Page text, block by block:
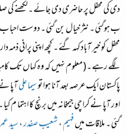
دی کی محفل پر حاضری دی جائے ۔ لکھنے
ب ہوگئی ۔ نثر خیال بن گئی ۔ دوست احبا ب
محفل کو خیر آباد کہہ گئے ۔ کچھ اپنی پرانی
لگے رہے ۔ ( معلوم نہیں کہ وہ کہاں تک
پاکستان ایک عرصہ بعد آنا ہوا توسیما علیآپا
گئی ۔ ملاقات میںفہیم،شعیب صفدر،سید